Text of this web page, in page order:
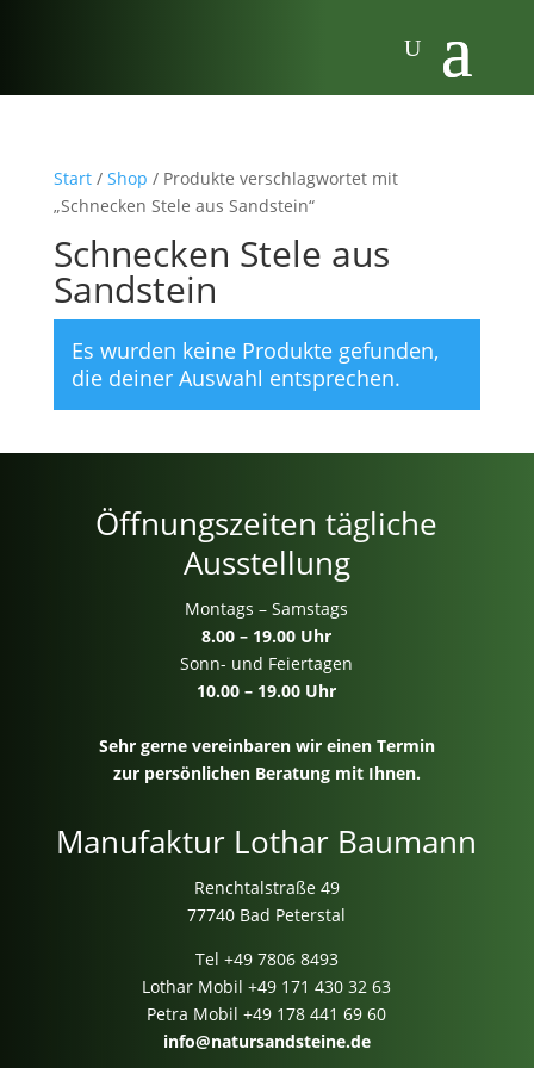
Start/ Shop / Produkte verschlagwortet mit
„Schnecken Stele aus Sandstein“
Schnecken Stele aus
Sandstein
Es wurden keine Produkte gefunden,
die deiner Auswahl entsprechen.
Öffnungszeiten tägliche
Ausstellung
Montags – Samstags
8.00 – 19.00 Uhr
Sonn- und Feiertagen
10.00 – 19.00 Uhr
Sehr gerne vereinbaren wir einen Termin
zur persönlichen Beratung mit Ihnen.
Manufaktur Lothar Baumann
Renchtalstraße 49
77740 Bad Peterstal
Tel +49 7806 8493
Lothar Mobil+49 171 430 32 63
Petra Mobil+49 178 441 69 60
info@natursandsteine.de